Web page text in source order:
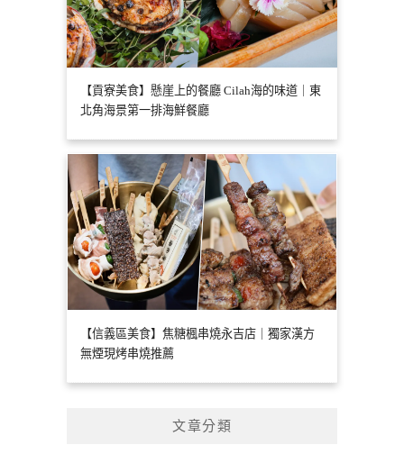
【貢寮美食】懸崖上的餐廳 Cilah海的味道｜東
北角海景第一排海鮮餐廳
【信義區美食】焦糖楓串燒永吉店｜獨家漢方
無煙現烤串燒推薦
文章分類